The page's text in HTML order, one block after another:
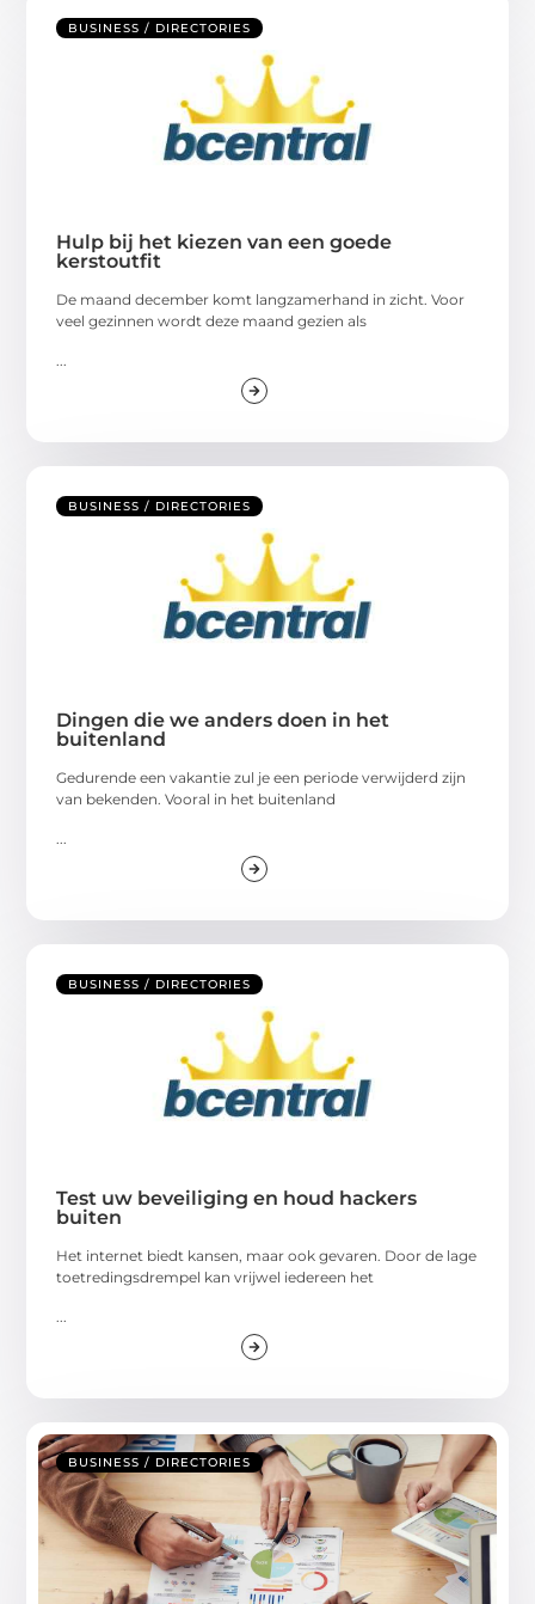
BUSINESS / DIRECTORIES
Hulp bij het kiezen van een goede
kerstoutfit
De maand december komt langzamerhand in zicht. Voor
veel gezinnen wordt deze maand gezien als
BUSINESS / DIRECTORIES
Dingen die we anders doen in het
buitenland
Gedurende een vakantie zul je een periode verwijderd zijn
van bekenden. Vooral in het buitenland
BUSINESS / DIRECTORIES
Test uw beveiliging en houd hackers
buiten
Het internet biedt kansen, maar ook gevaren. Door de lage
toetredingsdrempel kan vrijwel iedereen het
BUSINESS / DIRECTORIES